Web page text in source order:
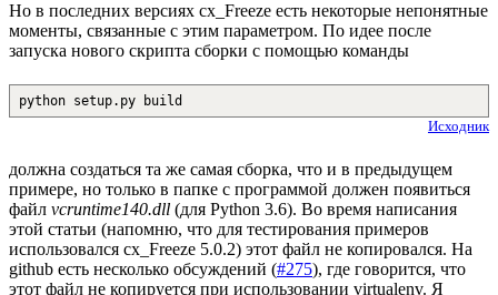
Но в последних версиях cx_Freeze есть некоторые непонятные
моменты, связанные с этим параметром. По идее после
запуска нового скрипта сборки с помощью команды
python setup.py build
Исходник
должна создаться та же самая сборка, что и в предыдущем
примере, но только в папке с программой должен появиться
файл vcruntime140.dll (для Python 3.6). Во время написания
этой статьи (напомню, что для тестирования примеров
использовался cx_Freeze 5.0.2) этот файл не копировался. На
github есть несколько обсуждений (#275), где говорится, что
этот файл не копируется при использовании virtualenv. Я